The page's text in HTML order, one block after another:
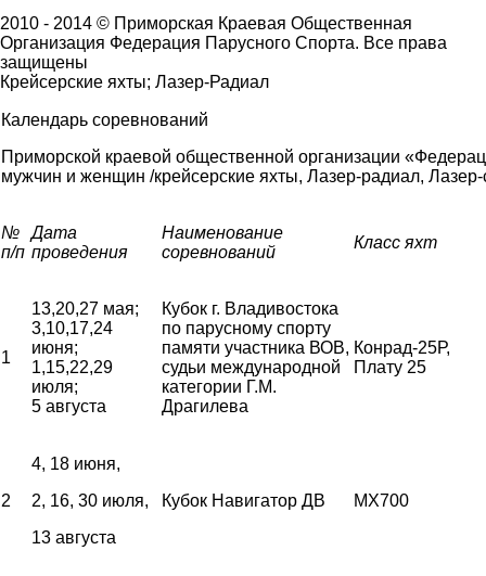
2010 - 2014 © Приморская Краевая Общественная
Организация Федерация Парусного Спорта. Все права
защищены
Крейсерские яхты; Лазер-Радиал
Календарь соревнований
Приморской краевой общественной организации
мужчин и женщин /крейсерские яхты, Лазер-радиал, Лазер-
№
п/п
Дата
проведения
Наименование
соревнований
Класс яхт
1
13,20,27 мая;
3,10,17,24
июня;
1,15,22,29
июля;
5 августа
Кубок г. Владивостока
по парусному спорту
памяти участника ВОВ,
судьи международной
категории Г.М.
Драгилева
Конрад-25Р,
Плату 25
2
4, 18 июня,
2, 16, 30 июля,
13 августа
Кубок Навигатор ДВ MX700